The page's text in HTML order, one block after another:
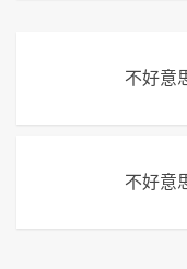
不好意
不好意